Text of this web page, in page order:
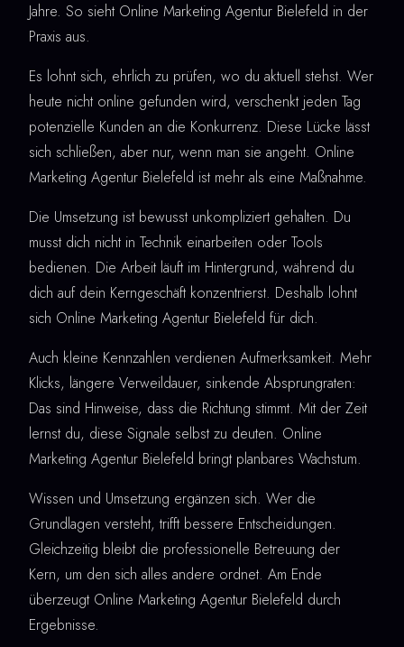
Jahre. So sieht Online Marketing Agentur Bielefeld in der
Praxis aus.
Es lohnt sich, ehrlich zu prüfen, wo du aktuell stehst. Wer
heute nicht online gefunden wird, verschenkt jeden Tag
potenzielle Kunden an die Konkurrenz. Diese Lücke lässt
sich schließen, aber nur, wenn man sie angeht. Online
Marketing Agentur Bielefeld ist mehr als eine Maßnahme.
Die Umsetzung ist bewusst unkompliziert gehalten. Du
musst dich nicht in Technik einarbeiten oder Tools
bedienen. Die Arbeit läuft im Hintergrund, während du
dich auf dein Kerngeschäft konzentrierst. Deshalb lohnt
sich Online Marketing Agentur Bielefeld für dich.
Auch kleine Kennzahlen verdienen Aufmerksamkeit. Mehr
Klicks, längere Verweildauer, sinkende Absprungraten:
Das sind Hinweise, dass die Richtung stimmt. Mit der Zeit
lernst du, diese Signale selbst zu deuten. Online
Marketing Agentur Bielefeld bringt planbares Wachstum.
Wissen und Umsetzung ergänzen sich. Wer die
Grundlagen versteht, trifft bessere Entscheidungen.
Gleichzeitig bleibt die professionelle Betreuung der
Kern, um den sich alles andere ordnet. Am Ende
überzeugt Online Marketing Agentur Bielefeld durch
Ergebnisse.